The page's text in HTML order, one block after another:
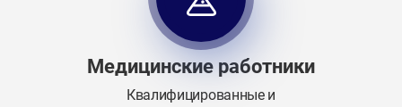
Медицинские работники
Квалифицированные и